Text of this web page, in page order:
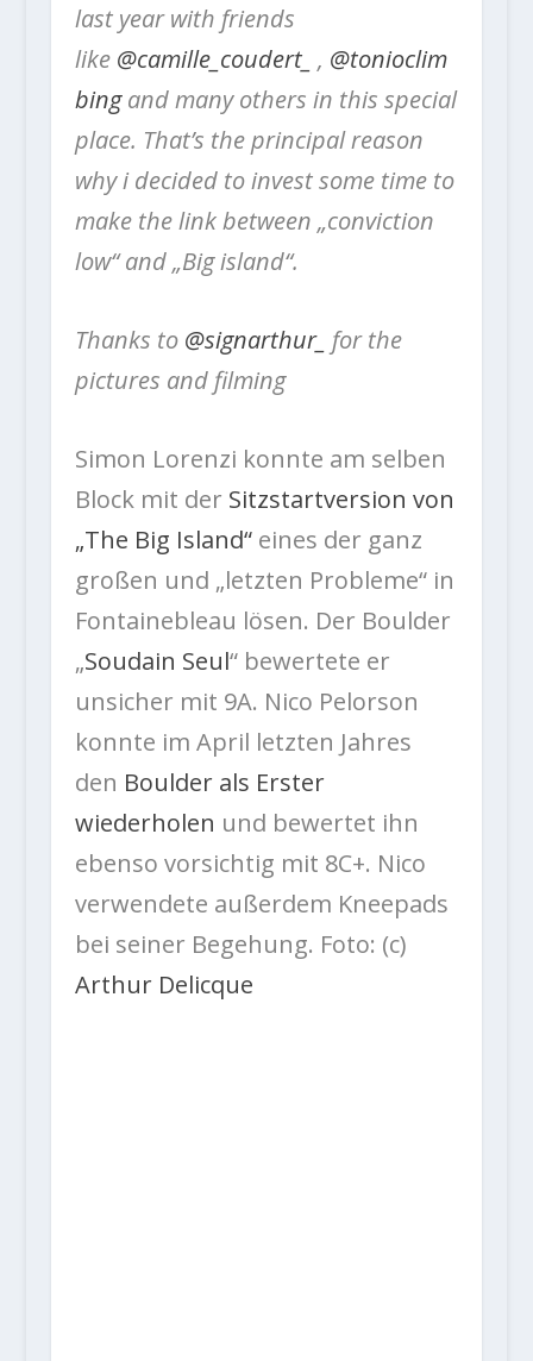
last year with friends
like @camille_coudert_ , @tonioclim
bingand many others in this special
place. That’s the principal reason
why i decided to invest some time to
make the link between „conviction
low“ and „Big island“.
Thanks to @signarthur_ for the
pictures and filming
Simon Lorenzi konnte am selben
Block mit der Sitzstartversion von
„The Big Island“eines der ganz
großen und „letzten Probleme“ in
Fontainebleau lösen. Der Boulder
„Soudain Seul“ bewertete er
unsicher mit 9A. Nico Pelorson
konnte im April letzten Jahres
den Boulder als Erster
wiederholen und bewertet ihn
ebenso vorsichtig mit 8C+. Nico
verwendete außerdem Kneepads
bei seiner Begehung. Foto: (c)
Arthur Delicque